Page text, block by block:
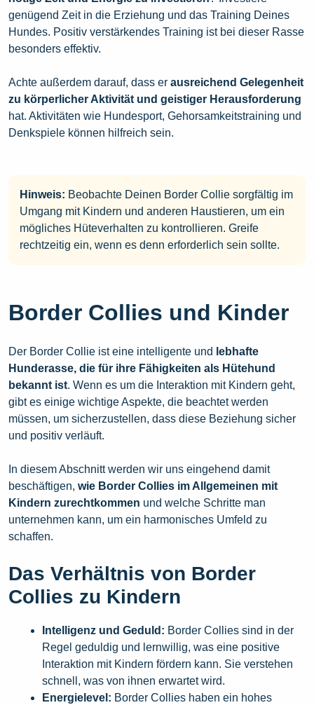
genügend Zeit in die Erziehung und das Training Deines
Hundes. Positiv verstärkendes Training ist bei dieser Rasse
besonders effektiv.
Achte außerdem darauf, dass er ausreichend Gelegenheit
zu körperlicher Aktivität und geistiger Herausforderung
hat. Aktivitäten wie Hundesport, Gehorsamkeitstraining und
Denkspiele können hilfreich sein.
Hinweis: Beobachte Deinen Border Collie sorgfältig im
Umgang mit Kindern und anderen Haustieren, um ein
mögliches Hüteverhalten zu kontrollieren. Greife
rechtzeitig ein, wenn es denn erforderlich sein sollte.
Border Collies und Kinder
Der Border Collie ist eine intelligente und lebhafte
Hunderasse, die für ihre Fähigkeiten als Hütehund
bekannt ist. Wenn es um die Interaktion mit Kindern geht,
gibt es einige wichtige Aspekte, die beachtet werden
müssen, um sicherzustellen, dass diese Beziehung sicher
und positiv verläuft.
In diesem Abschnitt werden wir uns eingehend damit
beschäftigen, wie Border Collies im Allgemeinen mit
Kindern zurechtkommen und welche Schritte man
unternehmen kann, um ein harmonisches Umfeld zu
schaffen.
Das Verhältnis von Border
Collies zu Kindern
Intelligenz und Geduld: Border Collies sind in der
Regel geduldig und lernwillig, was eine positive
Interaktion mit Kindern fördern kann. Sie verstehen
schnell, was von ihnen erwartet wird.
Energielevel: Border Collies haben ein hohes